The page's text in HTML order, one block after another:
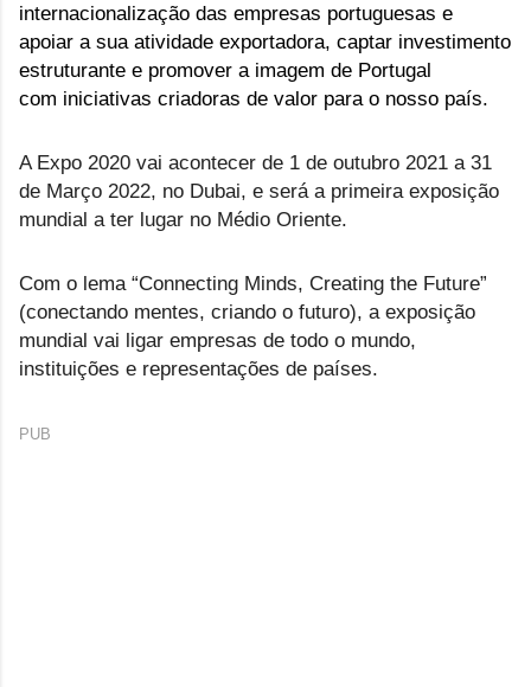
internacionalização das empresas portuguesas e
apoiar a sua atividade exportadora, captar investimento
estruturante e promover a imagem de Portugal
com iniciativas criadoras de valor para o nosso país.
A Expo 2020 vai acontecer de 1 de outubro 2021 a 31
de Março 2022, no Dubai, e será a primeira exposição
mundial a ter lugar no Médio Oriente.
Com o lema “Connecting Minds, Creating the Future”
(conectando mentes, criando o futuro), a exposição
mundial vai ligar empresas de todo o mundo,
instituições e representações de países.
PUB